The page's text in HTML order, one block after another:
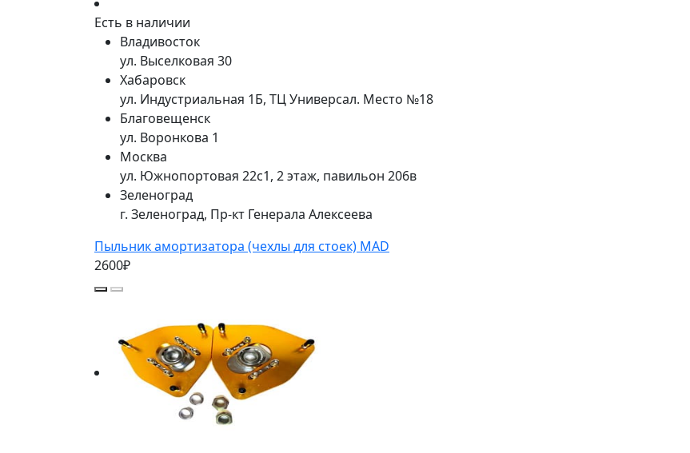
Есть в наличии
Владивосток
ул. Выселковая 30
Хабаровск
ул. Индустриальная 1Б, ТЦ Универсал. Место №18
Благовещенск
ул. Воронкова 1
Москва
ул. Южнопортовая 22с1, 2 этаж, павильон 206в
Зеленоград
г. Зеленоград, Пр-кт Генерала Алексеева
Пыльник амортизатора (чехлы для стоек) MAD
2600₽